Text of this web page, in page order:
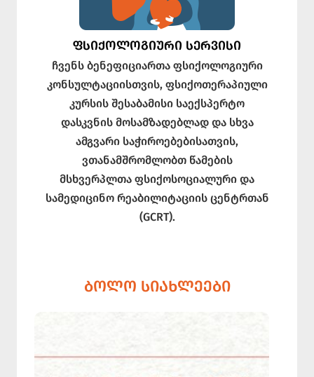
ᲤᲡᲘᲥᲝᲚᲝᲒᲘᲣᲠᲘ ᲡᲔᲠᲕᲘᲡᲘ
ჩვენს ბენეფიციართა ფსიქოლოგიური
კონსულტაციისთვის, ფსიქოთერაპიული
კურსის შესაბამისი საექსპერტო
დასკვნის მოსამზადებლად და სხვა
ამგვარი საჭიროებებისათვის,
ვთანამშრომლობთ წამების
მსხვერპლთა ფსიქოსოციალური და
სამედიცინო რეაბილიტაციის ცენტრთან
(GCRT).
ᲑᲝᲚᲝ ᲡᲘᲐᲮᲚᲔᲔᲑᲘ